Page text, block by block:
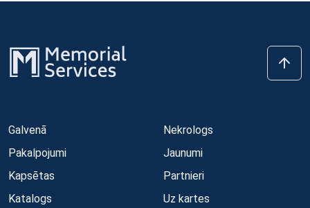
Galvenā
Pakalpojumi
Kapsētas
Katalogs
Nekrologs
Jaunumi
Partnieri
Uz kartes